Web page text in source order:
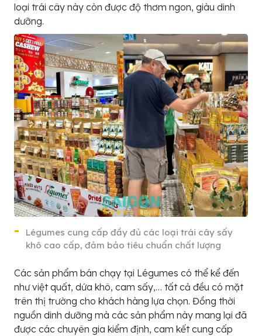
loại trái cây này còn được độ thơm ngon, giàu dinh
dưỡng.
Légumes cung cấp đầy đủ các loại trái cây sấy
khô cao cấp, đảm bảo tiêu chuẩn chất lượng
Các sản phẩm bán chạy tại Légumes có thể kể đến
như việt quất, dứa khô, cam sấy,… tất cả đều có mặt
trên thị trường cho khách hàng lựa chọn. Đồng thời
nguồn dinh dưỡng mà các sản phẩm này mang lại đã
được các chuyên gia kiểm định, cam kết cung cấp